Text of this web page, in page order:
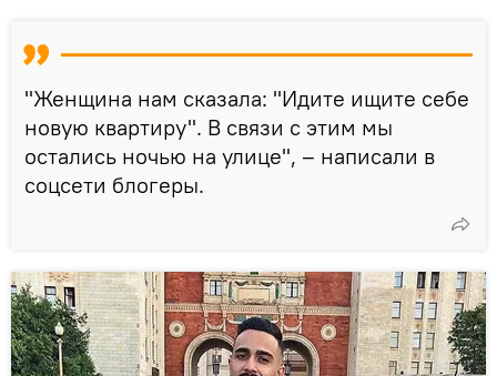
"Женщина нам сказала: "Идите ищите себе
новую квартиру". В связи с этим мы
остались ночью на улице", – написали в
соцсети блогеры.